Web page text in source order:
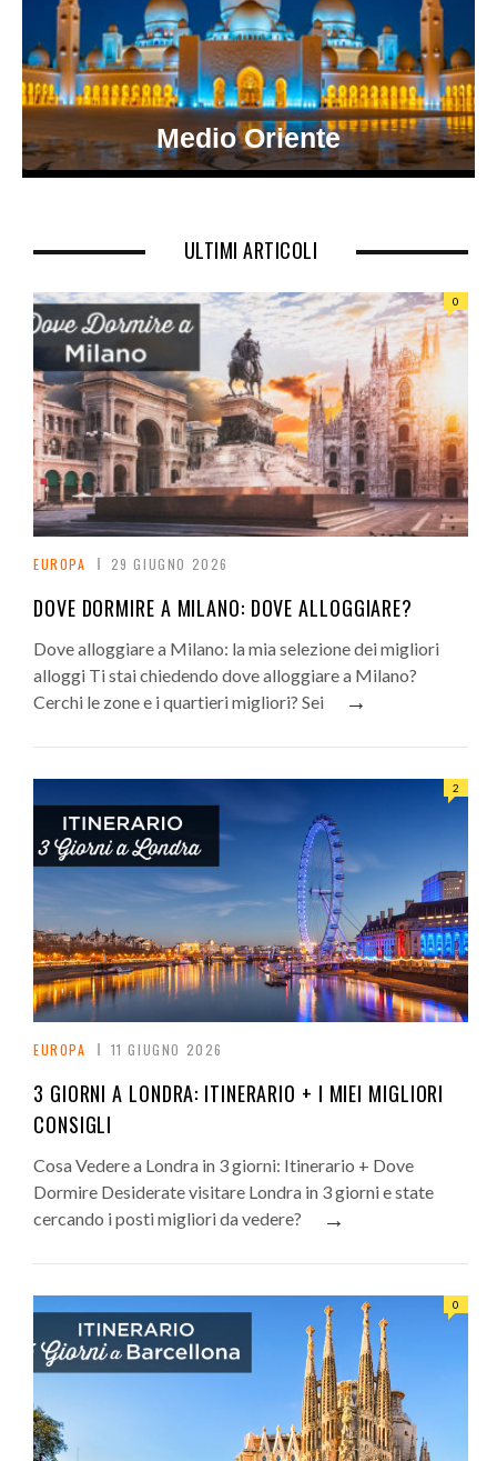
Medio Oriente
ULTIMI ARTICOLI
0
EUROPA 29 GIUGNO 2026
DOVE DORMIRE A MILANO: DOVE ALLOGGIARE?
Dove alloggiare a Milano: la mia selezione dei migliori
alloggi Ti stai chiedendo dove alloggiare a Milano?
Cerchi le zone e i quartieri migliori? Sei
→
2
EUROPA 11 GIUGNO 2026
3 GIORNI A LONDRA: ITINERARIO + I MIEI MIGLIORI
CONSIGLI
Cosa Vedere a Londra in 3 giorni: Itinerario + Dove
Dormire Desiderate visitare Londra in 3 giorni e state
cercando i posti migliori da vedere?
→
0